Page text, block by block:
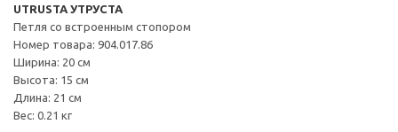
UTRUSTA УТРУСТА
Петля со встроенным стопором
Номер товара: 904.017.86
Ширина: 20 см
Высота: 15 см
Длина: 21 см
Вес: 0.21 кг